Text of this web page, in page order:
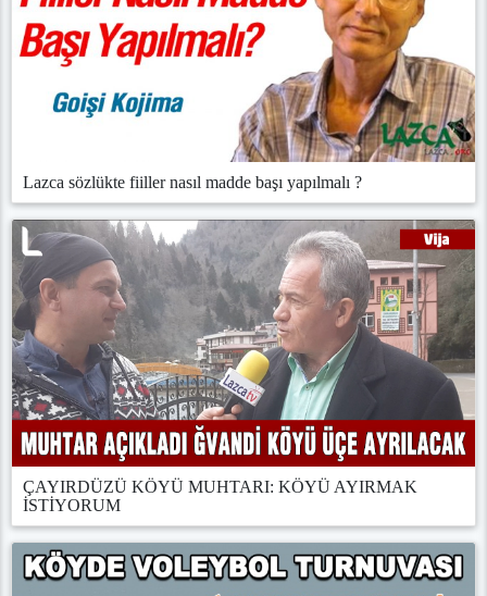
Lazca sözlükte fiiller nasıl madde başı yapılmalı ?
ÇAYIRDÜZÜ KÖYÜ MUHTARI: KÖYÜ AYIRMAK
İSTİYORUM